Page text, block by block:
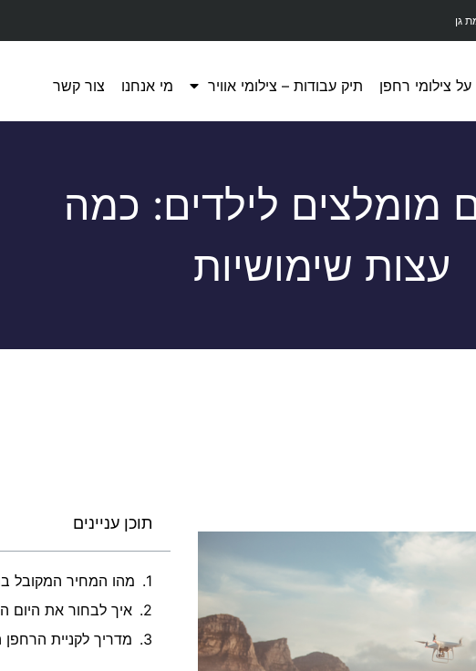
צילומי רחפן תיק עבודות – צילומי אוויר מי אנחנו צור קשר
מומלצים לילדים: כמה
עצות שימושיות
תוכן עניינים
מהו המחיר המקובל
איך לבחור את היום
מדריך לקניית